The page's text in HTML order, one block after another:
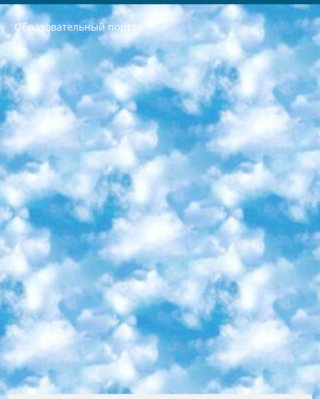
Образовательный портал
РЕСПУБЛИКА УЗБЕКИСТАН МИНИСТРЕРСТВО ДОШКОЛЬНОГО И ШКОЛЬНОГО ОБРАЗОВАНИЯ КОМАНДА в общеобразовательных учреждениях в 2023-2024 учебном году организация и проведение итоговой государственной аттестации обучающихся о Министра дошкольного и школьного образования Республики Узбекистан от 4 марта 2008 года (постановлением Минюста от 20 марта 2008 года № 1778 государственной регистрации) «Итоговое состояние учащихся общего среднего образования на основании положения об утверждении положения об аттестации общего среднего образования выпускной экзамен студентов в образовательных учреждениях в 2023-2024 учебном году В целях организации и прохождения аттестации приказываю: 1. Следующее: перечень предметов, по которым будет проводиться итоговая государственная аттестация и экзамен формы перевода согласно приложению 1; сертификаты международного образца, оценивающие уровень владения иностранными языками перечень согласно приложению 2; 2. Педагогический при специализированных образовательных учреждениях. научно-практический центр квалификации и международной оценки (Д.Давидова) 2024 г. До 25 марта: задания по предметам, по которым будет проводиться итоговая аттестация разработка и утверждение технических условий; итоговая аттестация на основании разработанного предметного задания разработка вопросов по предметам (устно и письменно), экзамен передача; общеобразовательные средние школы и специальные учебные заведения учащиеся выпускных классов школ и интернатов в агентской системе подготовка базы данных экзаменационных материалов и критериев оценки; перевод базы экзаменационных материалов на все языки обучения подать в Республиканский образовательный центр для изготовления; варианты экзаменов на основе разработанных контрольных материалов пусть будут поставлены задачи формирования. 3. Республиканский образовательный центр (Ш.Худайкулов) до 5 апреля 2024 года. до: база данных предоставленных экзаменационных материалов на все языки обучения перевод и экспертиза; для слепых, слабовидящих, глухих, слабослышащих и умственно отсталых детей учащиеся выпускных классов специализированных школ и школ-интернатов база данных экзаменационных материалов на всех преподаваемых языках подготовка критериев оценки; специализированные школы для умственно отсталых детей и технологии для учащихся выпускных классов школ-интернатов разработка соответствующих рекомендаций и критериев проведения ЕГЭ по естествознанию давать задания. 4. Педагогический при специализированных образовательных учреждениях. Научно-практический центр навыков и международной оценки (Д.Давидова), Республика образовательный центр (Худайкулов Ш.) итоговый государственный аттестационный экзамен ориентирован на творческое и логическое мышление при подготовке базы материалов учитывать введение заданий. 5. Следует отметить, что: сертификат государственного образца о знании общеобразовательного предмета и как минимум национальный уровень B1 по предметам на иностранных языках, указанным в Приложении 2. или международно признанный сертификат эквивалентного уровня студенты, изучающие определенный предмет, освобождаются от экзамена; по соответствующим предметам запланирована итоговая государственная аттестация за день до дня, путем жеребьевки Рабочей группой (в письменной форме по предметам, проводимым в форме) из числа сформированных вариантов выбрано 2 варианта; 2 выбранных варианта экзамена анонсированы на официальном сайте министерства и все выпускники по всей стране на основе этих вариантов проводит итоговую государственную аттестацию. 6. Государственное образование учащихся средних общеобразовательных учреждений. знания в соответствии с квалификационными требованиями, которые необходимо приобрести на основании стандартов итоговый (выпускной) контроль для 9 и 11 классов в целях тестирования Экзамены (далее – экзамены) состоят из предметов, перечисленных в приложении 1. будет сделано. 7. Экзамены пройдут с 26 мая по 15 июня 2024 г. (кроме науки физического воспитания). 8. Физическая для учащихся 9 классов общесредних образовательных учреждений. Экзамены по предмету «Образование, квалификация медицина» 1-6 мая 2024 года. сотрудники перевести под присмотр (с отклонениями в физическом или умственном развитии) специализированная школа для детей, школы-интернаты и со сколиозом школы-интернаты санаторного типа для больных детей исключены). 9. Он был слепым, слабовидящим и имел нарушения опорно-двигательного аппарата. экзамены в специализированных школах и интернатах для детей должны проводиться исходя из требований, предъявляемых к общеобразовательным учреждениям (физкультура кроме науки). 10. Специализированная школа для глухих и слабослышащих детей. и экзамены в интернатах и быть реализован в виде письменного теста по математике. 11. Специальность для умственно отсталых детей. Для 9 класса Родной язык и литературное письмо Государственный язык (язык обучения – узбекский). для неклассов) написано Математическое письмо Письменная/устная история Узбекистана Физическое воспитание практично Итоговый контроль Для 11 класса Написание родного языка и литературы (эссе) Математическое письмо Узбекский язык (обучение на узбекском языке) не посещающее общее среднее образование для учреждений)/Образовательное учреждение выбор письменный и устный Иностранный язык письменный/устный Письменная/устная история Узбекистана *По выбору студента:  Химия  Физика  Основы государственного права  География 10 бесплатных образовательных ресурсов - Мы составили подборку онлайн-проектов с интерактивными упражнениями, видеолекциями и статьями. Они помогут вам обрести новые и освежить старые знания бесплатно. 1. «ИНТУИТ» Старейшая образовательная площадка Рунета. Здесь вы найдёте сотни текстовых и видеокурсов на десятки различных тем — от программирования до психологии. Многие курсы подготовлены российскими университетами и крупными международными компаниями вроде Intel и Microsoft. Самостоятельное обучение бесплатное, но желающие могут оплатить услуги персональных наставников. 2. «Смартия» знакомит с актуальными профессиями и подсказывает, как им обучаться. Выбрав заинтересовавшую вас специальность — SMM-специалист, фотограф, веб-дизайнер или другую, — увидите список необходимых для неё умений. Чтобы вы могли освоить их самостоятельно, для каждого умения площадка отображает подборку ссылок на учебные материалы. Хотя «Смартия» ориентируется на русскоязычную аудиторию, часть контента всё же доступна только на английском. 3. «Лекторий Физтеха» Проект Московского физико-технического института (Физтеха). С его помощью вы можете смотреть онлайн серии лекций, записанные на видео в этом вузе. В числе доступных предметов — физика, биология, химия, информационные технологии и другие. К некоторым лекциям администрация ресурса прилагает готовые конспекты, которые можно скачивать в PDF-формате. 4. ITMOcourses Онлайн-площадка Санкт-Петербургского национального исследовательского университета информационных технологий, механики и оптики (ИТМО). Ресурс предоставляет свободный доступ к курсам, разработанным в этом вузе. Каталог материалов разбит на четыре категории: «Оптические системы и технологии», «Приборостроение и робототехника», «Информационные технологии» и «Биотехнологии». Курсы состоят из видеолекций, интерактивных демонстраций и заданий. 5. «КиберЛенинка» Электронная научная библиотека открытого доступа. Каталог площадки регулярно обрастает текстами статей из различных научных изданий. Сгруппированные по журналам и рубрикам публикации можно читать онлайн или скачивать целиком в PDF-формате. Проект нацелен на популяризацию науки за счёт открытого доступа к качественной информации. 6. «ПостНаука» На этом ресурсе публикуют подборки видеолекций, составленные экспертами из разных отраслей и объединённые общими темами. Среди них, к примеру, есть серии «Биоинформатика и геномика», «Культура средневековой Скандинавии» и Cinema Studies о теории кино. Каждая подборка лекций — логически связанная история, рассказанная экспертом от первого лица. Кроме того, на сайте появляются научно-образовательные статьи и тесты на разные темы. 7. «Newочём» Команда проекта «Newочём» отбирает самые интересные тексты из англоязычных СМИ и переводит те из них, за которые голосуют участники сообщества «ВКонтакте». По большей части это научно-популярные статьи. Редакторы придумывают лишь заголовки, в остальном содержание переводов соответствует оригиналам. Полные тексты можно читать прямо в социальной сети. 8. InternetUrok Онлайн-база материалов по основным дисциплинам школьной программы. Информация на сайте структурирована по классам, предметам и темам (урокам). Каждый урок состоит из видеолекций и конспектов. Есть также интерактивные тренажёры и тесты для закрепления пройденного материала. Даже если вы давно окончили школу, возможность повторить программу старших классов всегда может пригодиться. 9. Edutainme Ещё один ресурс об образовании. В отличие от Newtonew, как мне кажется, Edutainme больше ориентируется на представителей индустрии: педагогов, предпринимателей, разработчиков образовательных проектов. Но и любой, кто просто стремится к саморазвитию, найдёт на сайте много полезного и интересного для себя. Например, информацию о новых курсах и образовательных сервисах. 10. Newtonew Онлайн-медиа об образовании и обучении в широком смысле. Авторы Newtonew пишут об инструментах, заведениях, тактиках и стратегиях, которые помогают учить других и получать новые знания самостоятельно. На этой площадке вы найдёте новости, обзоры, аналитические мат